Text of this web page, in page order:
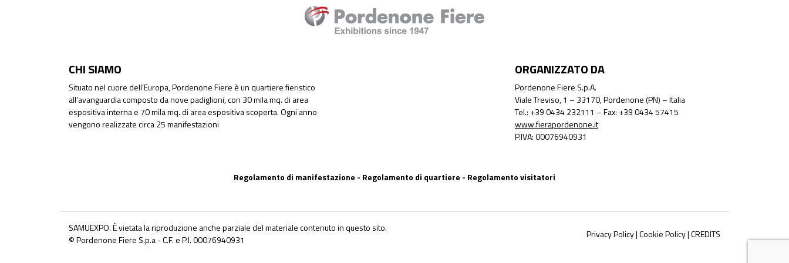
CHI SIAMO
Situato nel cuore dell’Europa, Pordenone Fiere è un quartiere fieristico
all’avanguardia composto da nove padiglioni, con 30 mila mq. di area
espositiva interna e 70 mila mq. di area espositiva scoperta. Ogni anno
vengono realizzate circa 25 manifestazioni
ORGANIZZATO DA
Pordenone Fiere S.p.A.
Viale Treviso, 1 – 33170, Pordenone (PN) – Italia
Tel.: +39 0434 232111 – Fax: +39 0434 57415
www.fierapordenone.it
P.IVA: 00076940931
Regolamento di manifestazione - Regolamento di quartiere - Regolamento visitatori
SAMUEXPO. È vietata la riproduzione anche parziale del materiale contenuto in questo sito.
© Pordenone Fiere S.p.a - C.F. e P.I. 00076940931
Privacy Policy|Cookie Policy|CREDITS